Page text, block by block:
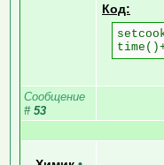
Код:
Сообщение
# 53